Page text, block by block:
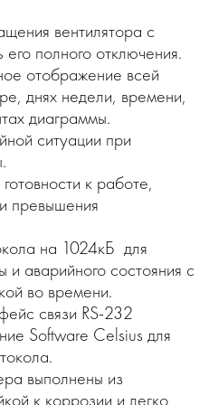
вентилятора с
полного отключения.
отображение всей
днях недели, времени,
диаграммы.
ситуации при
к работе,
превышения
на 1024кБ для
аварийного состояния с
во времени.
связи RS-232
Software Celsius для
выполнены из
к коррозии и легко